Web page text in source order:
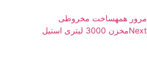
همهساخت مخروطی
مخزن 3000 لیتری استیل